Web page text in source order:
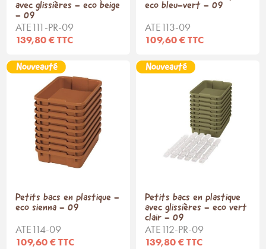
avec glissières - eco beige
- 09
ATE111-PR-09
139,80 € TTC
eco bleu-vert - 09
ATE113-09
109,60 € TTC
Petits bacs en plastique -
eco sienna - 09
ATE114-09
109,60 € TTC
Petits bacs en plastique
avec glissières - eco vert
clair - 09
ATE112-PR-09
139,80 € TTC